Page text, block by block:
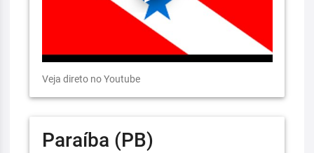
Veja direto no Youtube
Paraíba (PB)